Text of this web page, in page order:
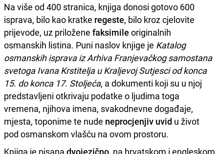
Na više od 400 stranica, knjiga donosi gotovo 600
isprava, bilo kao kratke regeste, bilo kroz cjelovite
prijevode, uz priložene faksimile originalnih
osmanskih listina. Puni naslov knjige je Katalog
osmanskih isprava iz Arhiva Franjevačkog samostana
svetoga Ivana Krstitelja u Kraljevoj Sutjesci od konca
15. do konca 17. Stoljeća, a dokumenti koji su u njoj
predstavljeni otkrivaju podatke o ljudima toga
vremena, njihova imena, svakodnevne događaje,
mjesta, toponime te nude neprocjenjiv uvid u život
pod osmanskom vlašću na ovom prostoru.
Knjiga je pisana dvojezično , na hrvatskom i engleskom